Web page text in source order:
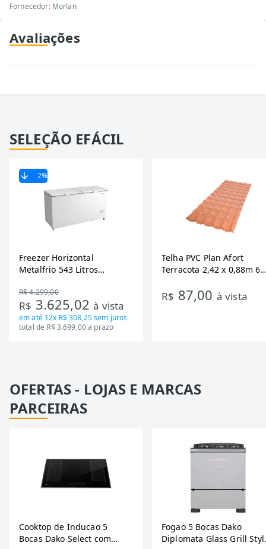
Fornecedor: Morlan
Avaliações
SELEÇÃO EFÁCIL
2%
Freezer Horizontal
Metalfrio 543 Litros
Tecnologia Inverter, Branco,
Bivolt
R$ 4.299,00
R$ 3.625,02à vista
em até 12x R$ 308,25sem juros
total de R$ 3.699,00 a prazo
Telha PVC Plan Afort
Terracota 2,42 x 0,88m 6
R$ 87,00 à vista
OFERTAS - LOJAS E MARCAS
PARCEIRAS
Cooktop de Inducao 5
Bocas Dako Select com
Fogao 5 Bocas Dako
Diplomata Glass Grill